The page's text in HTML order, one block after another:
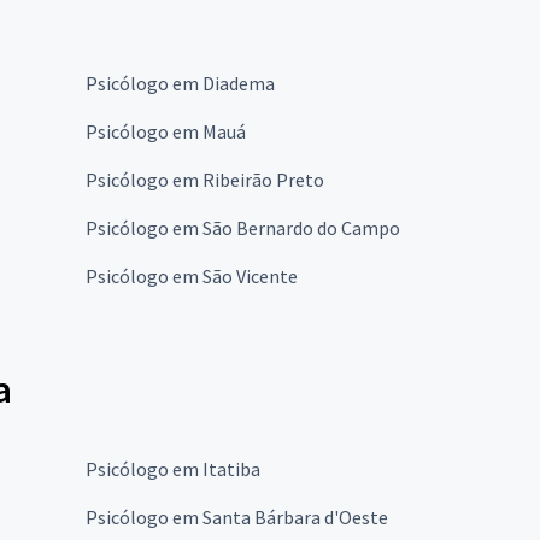
Psicólogo em Diadema
Psicólogo em Mauá
Psicólogo em Ribeirão Preto
Psicólogo em São Bernardo do Campo
Psicólogo em São Vicente
Psicólogo em Itatiba
Psicólogo em Santa Bárbara d'Oeste